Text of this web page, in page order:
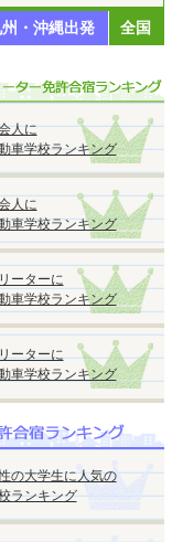
州・沖縄出発 全国
人に
車学校ランキング
人に
車学校ランキング
ーターに
車学校ランキング
ーターに
車学校ランキング
の大学生に人気の
ランキング